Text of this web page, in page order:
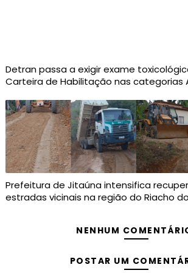
Detran passa a exigir exame
Carteira de Habilitação nas categorias
Prefeitura de Jitaúna intensifica
estradas vicinais na região do Riacho
NENHUM
POSTAR UM